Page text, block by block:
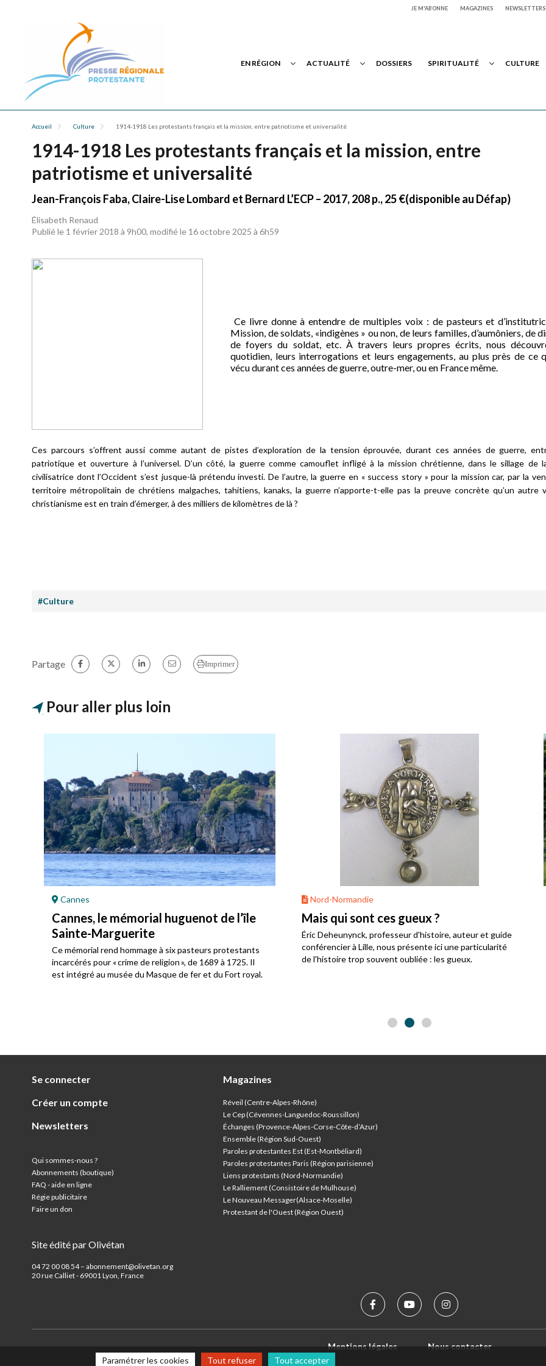
JE M'ABONNE MAGAZINES NEWSLETTERS
EN RÉGION ACTUALITÉ DOSSIERS SPIRITUALITÉ CULTURE
Accueil Culture 1914-1918 Les protestants français et la mission, entre patriotisme et universalité
1914-1918 Les protestants français et la mission, entre
patriotisme et universalité
Jean-François Faba, Claire-Lise Lombard et Bernard L’ECP – 2017, 208 p., 25 €(disponible au Défap)
Élisabeth Renaud
Publié le 1 février 2018 à 9h00, modifié le 16 octobre 2025 à 6h59
Ce livre donne à entendre de multiples voix : de pasteurs et
Mission, de soldats, «indigènes » ou non, de leurs familles, d’aumôniers, de
de foyers du soldat, etc. À travers leurs propres écrits, nous
quotidien, leurs interrogations et leurs engagements, au plus près de ce
vécu durant ces années de guerre, outre-mer, ou en France même.
Ces parcours s’offrent aussi comme autant de pistes d’exploration de la tension éprouvée, durant ces années de guerre,
patriotique et ouverture à l’universel. D’un côté, la guerre comme camouflet infligé à la mission chrétienne, dans le sillage de
civilisatrice dont l’Occident s’est jusque-là prétendu investi. De l’autre, la guerre en « success story » pour la mission car, par la
territoire métropolitain de chrétiens malgaches, tahitiens, kanaks, la guerre n’apporte-t-elle pas la preuve concrète qu’un autre
christianisme est en train d’émerger, à des milliers de kilomètres de là ?
#Culture
Partage Imprimer
Pour aller plus loin
Cannes
Cannes, le mémorial huguenot de l’île
Sainte-Marguerite
Ce mémorial rend hommage à six pasteurs protestants
incarcérés pour « crime de religion », de 1689 à 1725. Il
est intégré au musée du Masque de fer et du Fort royal.
Nord-Normandie
Mais qui sont ces gueux ?
Éric Deheunynck, professeur d'histoire, auteur et guide
conférencier à Lille, nous présente ici une particularité
de l'histoire trop souvent oubliée : les gueux.
Se connecter
Créer un compte
Newsletters
Qui sommes-nous ?
Abonnements (boutique)
FAQ - aide en ligne
Régie publicitaire
Faire un don
Site édité par Olivétan
04 72 00 08 54 – abonnement@olivetan.org
20 rue Calliet - 69001 Lyon, France
Magazines
Réveil (Centre-Alpes-Rhône)
Le Cep (Cévennes-Languedoc-Roussillon)
Échanges (Provence-Alpes-Corse-Côte-d’Azur)
Ensemble (Région Sud-Ouest)
Paroles protestantes Est (Est-Montbéliard)
Paroles protestantes Paris (Région parisienne)
Liens protestants (Nord-Normandie)
Le Ralliement (Consistoire de Mulhouse)
Le Nouveau Messager(Alsace-Moselle)
Protestant de l'Ouest (Région Ouest)
Mentions légales
Nous contacter
Paramétrer les cookies
Tout refuser Tout accepter